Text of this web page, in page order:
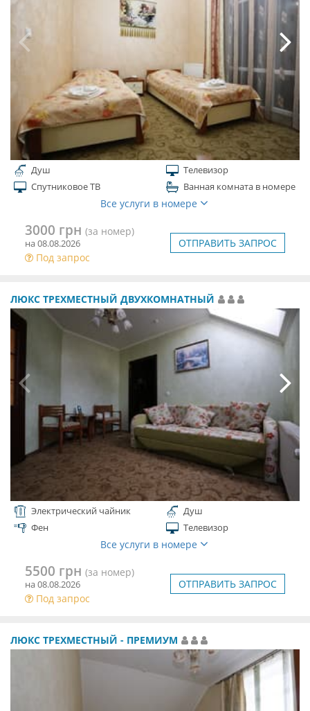
Душ
Телевизор
Спутниковое ТВ
Ванная комната в номере
Все услуги в номере
3000 грн (за номер)
на 08.08.2026
Под запрос
ОТПРАВИТЬ ЗАПРОС
ЛЮКС ТРЕХМЕСТНЫЙ ДВУХКОМНАТНЫЙ
Электрический чайник
Душ
Фен
Телевизор
Все услуги в номере
5500 грн (за номер)
на 08.08.2026
Под запрос
ОТПРАВИТЬ ЗАПРОС
ЛЮКС ТРЕХМЕСТНЫЙ - ПРЕМИУМ